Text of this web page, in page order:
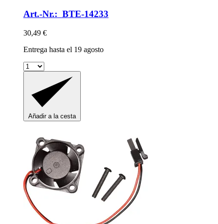
Art.-Nr.: BTE-14233
30,49 €
Entrega hasta el 19 agosto
Añadir a la cesta